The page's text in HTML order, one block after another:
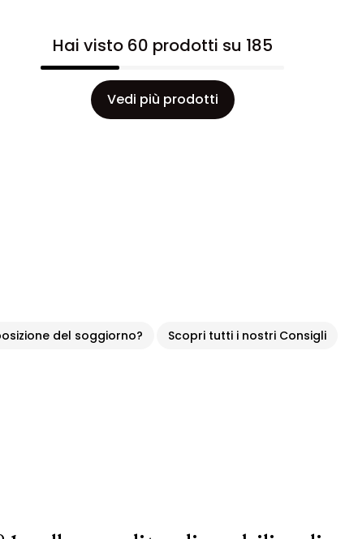
Hai visto 60 prodotti su 185
Vedi più prodotti
del soggiorno? Scopri tutti i nostri Consigli